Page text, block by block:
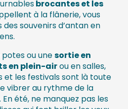
brocantes et les
à la flânerie, vous
souvenirs d’antan en
ou unesortie en
en plein-airou en salles,
et les festivals sont là toute
vibrer au rythme de la
été, ne manquez pas les